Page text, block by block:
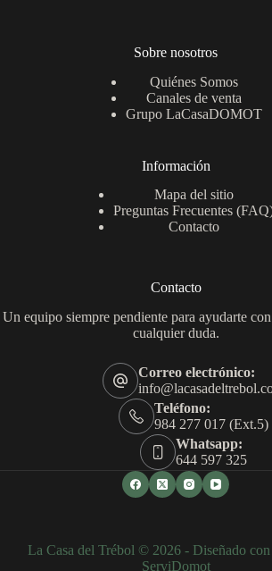
Sobre nosotros
Quiénes Somos
Canales de venta
Grupo LaCasaDOMOT
Información
Mapa del sitio
Preguntas Frecuentes
Contacto
Contacto
Un equipo siempre pendiente para ayudarte
cualquier duda.
Correo electrónico:
Teléfono:
984 277 017 (Ext.5)
Whatsapp:
644 597 325
La Casa del Trébol © 2026 - Diseñado
ServiDomot